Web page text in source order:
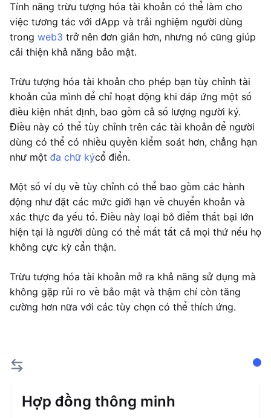
Tính năng trừu tượng hóa tài khoản có thể làm cho
việc tương tác với dApp và trải nghiệm người dùng
trong web3 trở nên đơn giản hơn, nhưng nó cũng giúp
cải thiện khả năng bảo mật.
Trừu tượng hóa tài khoản cho phép bạn tùy chỉnh tài
khoản của mình để chỉ hoạt động khi đáp ứng một số
điều kiện nhất định, bao gồm cả số lượng người ký.
Điều này có thể tùy chỉnh trên các tài khoản để người
dùng có thể có nhiều quyền kiểm soát hơn, chẳng hạn
như một đa chữ kýcổ điển.
Một số ví dụ về tùy chỉnh có thể bao gồm các hành
động như đặt các mức giới hạn về chuyển khoản và
xác thực đa yếu tố. Điều này loại bỏ điểm thất bại lớn
hiện tại là người dùng có thể mất tất cả mọi thứ nếu họ
không cực kỳ cẩn thận.
Trừu tượng hóa tài khoản mở ra khả năng sử dụng mà
không gặp rủi ro về bảo mật và thậm chí còn tăng
cường hơn nữa với các tùy chọn có thể thích ứng.
Hợp đồng thông minh